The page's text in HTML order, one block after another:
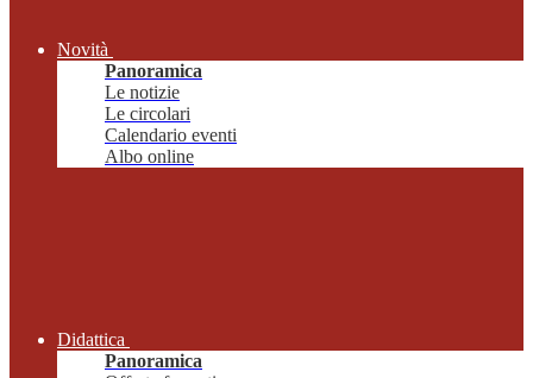
Novità
Panoramica
Le notizie
Le circolari
Calendario eventi
Albo online
Didattica
Panoramica